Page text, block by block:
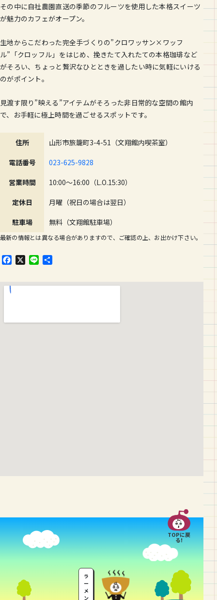
その中に自社農園直送の季節のフルーツを使用した本格スイーツ
が魅力のカフェがオープン。
生地からこだわった完全手づくりの”クロワッサン×ワッフ
ル”「クロッフル」をはじめ、挽きたて入れたての本格珈琲など
がそろい、ちょっと贅沢なひとときを過したい時に気軽にいける
のがポイント。
見渡す限り”映える”アイテムがそろった非日常的な空間の館内
で、お手軽に極上時間を過ごせるスポットです。
住所 山形市旅籠町3-4-51（文翔館内喫茶室）
電話番号 023-625-9828
営業時間 10:00〜16:00（L.O.15:30）
定休日 月曜（祝日の場合は翌日）
駐車場 無料（文翔館駐車場）
最新の情報とは異なる場合がありますので、ご確認の上、お出かけ下さい。
F
e
X
L
e
TOPに戻
る!
ラ
ー
メ
ン